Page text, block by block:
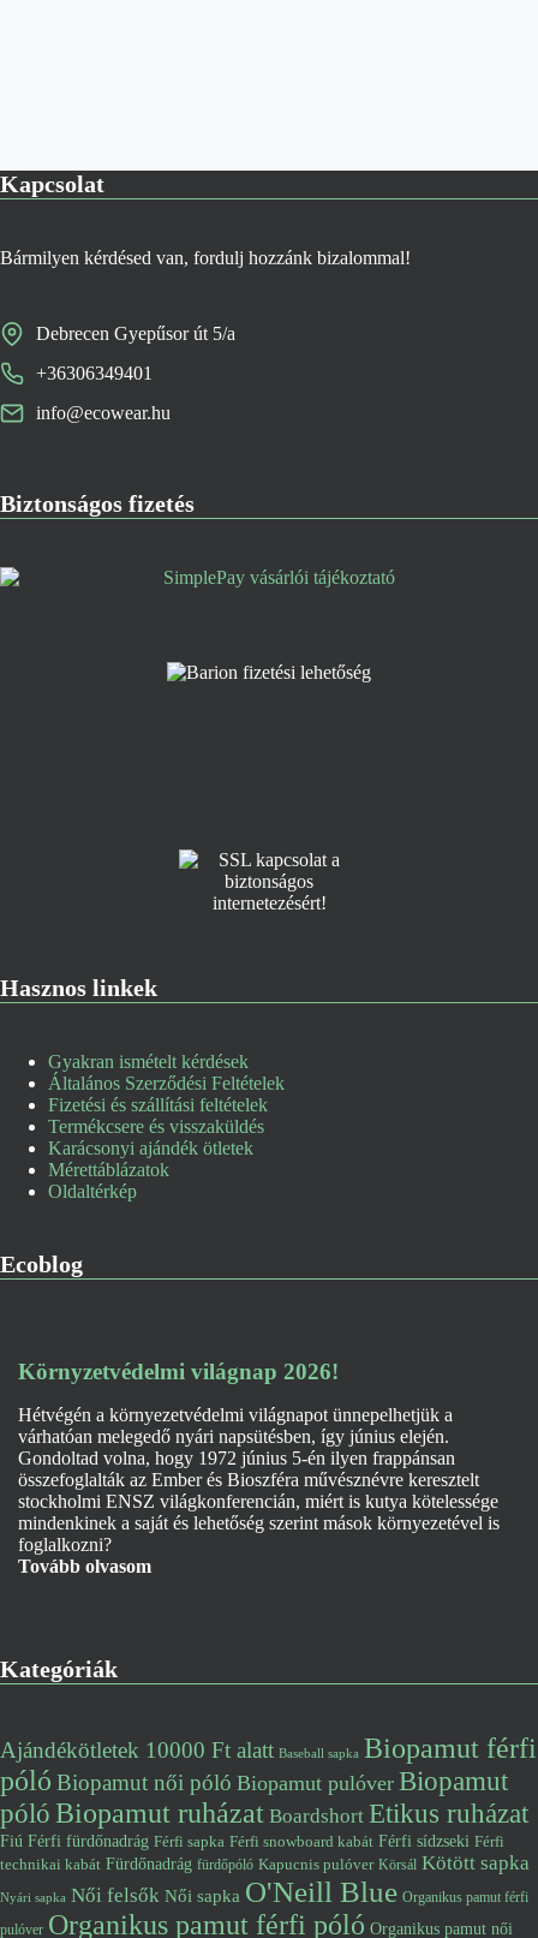
Kapcsolat
Bármilyen kérdésed van, fordulj hozzánk bizalommal!
Debrecen Gyepűsor út 5/a
+36306349401
info@ecowear.hu
Biztonságos fizetés
Hasznos linkek
Gyakran ismételt kérdések
Általános Szerződési Feltételek
Fizetési és szállítási feltételek
Termékcsere és visszaküldés
Karácsonyi ajándék ötletek
Mérettáblázatok
Oldaltérkép
Ecoblog
Környzetvédelmi világnap 2026!
Hétvégén a környezetvédelmi világnapot ünnepelhetjük a
várhatóan melegedő nyári napsütésben, így június elején.
Gondoltad volna, hogy 1972 június 5-én ilyen frappánsan
összefoglalták az Ember és Bioszféra művésznévre keresztelt
stockholmi ENSZ világkonferencián, miért is kutya kötelessége
mindenkinek a saját és lehetőség szerint mások környezetével is
foglalkozni?
Tovább olvasom
Kategóriák
Ajándékötletek 10000 Ft alatt Baseball sapka Biopamut férfi
póló Biopamut női póló Biopamut pulóver Biopamut
pólóBiopamut ruházat Boardshort Etikus ruházat
Fiú Férfi fürdőnadrág Férfi sapka Férfi snowboard kabát Férfi sídzseki Férfi
technikai kabát Fürdőnadrág fürdőpóló Kapucnis pulóver Körsál Kötött sapka
Nyári sapka Női felsők Női sapka O'Neill Blue Organikus pamut férfi
pulóver Organikus pamut férfi póló Organikus pamut női